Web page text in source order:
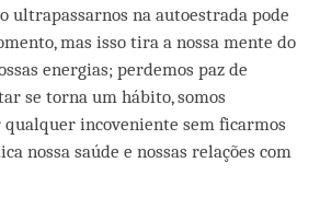
ultrapassarnos na autoestrada pode
mas isso tira a nossa mente do
energias; perdemos paz de
se torna um hábito, somos
incoveniente sem ficarmos
nossa saúde e nossas relações com